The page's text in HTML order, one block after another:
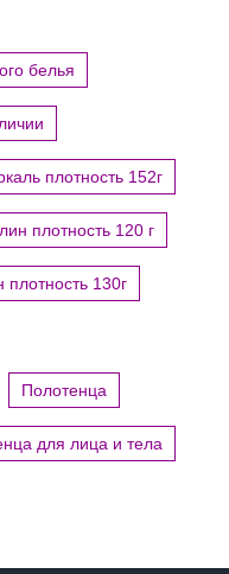
белья
плотность 152г
плотность 120 г
плотность 130г
Полотенца
для лица и тела